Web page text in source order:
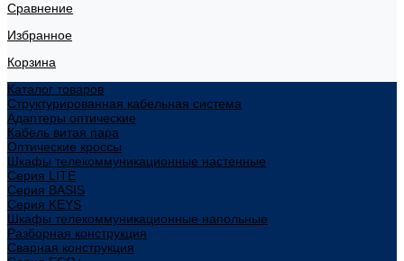
Сравнение
Избранное
Корзина
Каталог товаров
Структурированная кабельная система
Адаптеры оптические
Кабель витая пара
Оптические кроссы
Шкафы телекоммуникационные настенные
Cерия LITE
Cерия BASIS
Cерия KEYS
Шкафы телекоммуникационные напольные
Разборная конструкция
Сварная конструкция